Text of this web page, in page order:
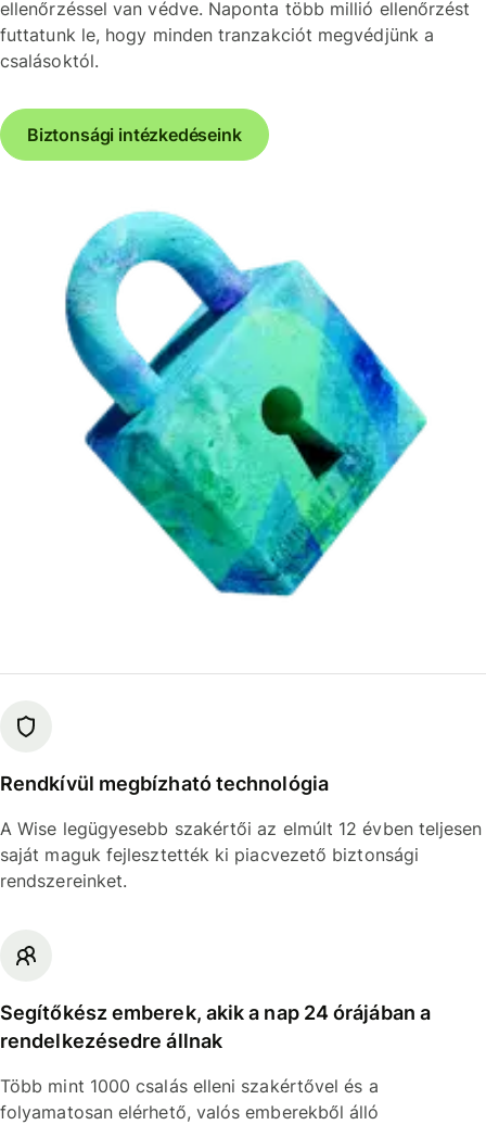
ellenőrzéssel van védve. Naponta több millió ellenőrzést
futtatunk le, hogy minden tranzakciót megvédjünk a
csalásoktól.
Biztonsági intézkedéseink
Rendkívül megbízható technológia
A Wise legügyesebb szakértői az elmúlt 12 évben teljesen
saját maguk fejlesztették ki piacvezető biztonsági
rendszereinket.
Segítőkész emberek, akik a nap 24 órájában a
rendelkezésedre állnak
Több mint 1000 csalás elleni szakértővel és a
folyamatosan elérhető, valós emberekből álló